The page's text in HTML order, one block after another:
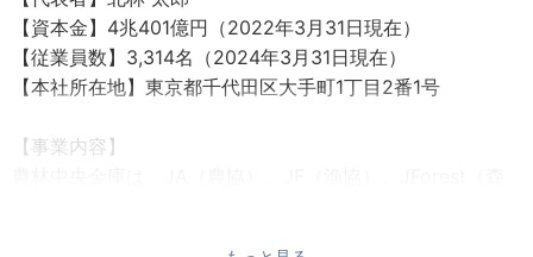
【保険・手当】
・社会保険：完備
・通勤手当：有（交通費支給）
・厚生年金基金：有
【資本金】4兆401億円（2022年3月31日現在）
【従業員数】3,314名（2024年3月31日現在）
【本社所在地】東京都千代田区大手町1丁目2番1号
【事業内容】